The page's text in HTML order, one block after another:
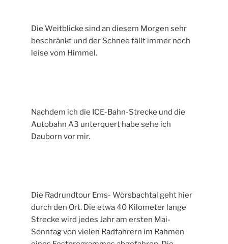
Die Weitblicke sind an diesem Morgen sehr
beschränkt und der Schnee fällt immer noch
leise vom Himmel.
Nachdem ich die ICE-Bahn-Strecke und die
Autobahn A3 unterquert habe sehe ich
Dauborn vor mir.
Die Radrundtour Ems- Wörsbachtal geht hier
durch den Ort. Die etwa 40 Kilometer lange
Strecke wird jedes Jahr am ersten Mai-
Sonntag von vielen Radfahrern im Rahmen